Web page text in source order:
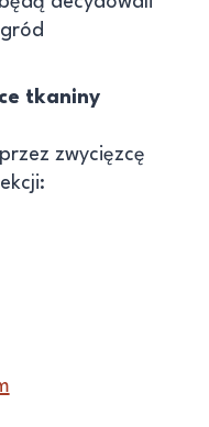
tkaniny
zwycięzcę